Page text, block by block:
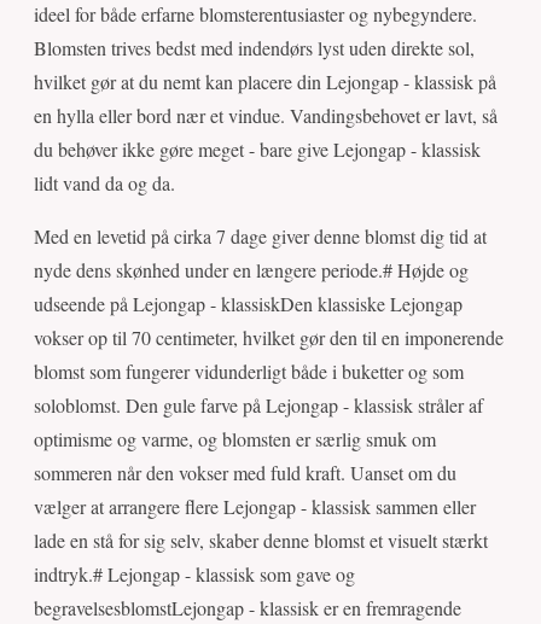
ideel for både erfarne blomsterentusiaster og nybegyndere.
Blomsten trives bedst med indendørs lyst uden direkte sol,
hvilket gør at du nemt kan placere din Lejongap - klassisk på
en hylla eller bord nær et vindue. Vandingsbehovet er lavt, så
du behøver ikke gøre meget - bare give Lejongap - klassisk
lidt vand da og da.
Med en levetid på cirka 7 dage giver denne blomst dig tid at
nyde dens skønhed under en længere periode.# Højde og
udseende på Lejongap - klassiskDen klassiske Lejongap
vokser op til 70 centimeter, hvilket gør den til en imponerende
blomst som fungerer vidunderligt både i buketter og som
soloblomst. Den gule farve på Lejongap - klassisk stråler af
optimisme og varme, og blomsten er særlig smuk om
sommeren når den vokser med fuld kraft. Uanset om du
vælger at arrangere flere Lejongap - klassisk sammen eller
lade en stå for sig selv, skaber denne blomst et visuelt stærkt
indtryk.# Lejongap - klassisk som gave og
begravelsesblomstLejongap - klassisk er en fremragende